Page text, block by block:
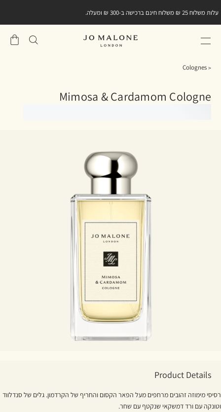
עלות משלוח 25 ₪ משלוח חינם ברכישה ב-300 ₪ ומעלה.
שֶׁלִי
Colognes
Mimosa & Cardamom Cologne
Product Details
רסיסי מימוזה זהובים מרחפים מעל הפאר הקסום והחריף של הקרדמון. גלים של סנדלווד
וטונקה עם ורד דמשקאי שנקטף עם שחר.